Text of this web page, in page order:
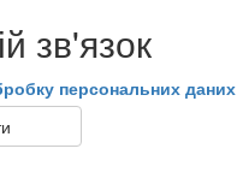
зв'язок
персональних даних